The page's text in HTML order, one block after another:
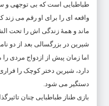
طباطبایی است که بی توجهی و
واقعه ای را برای او رقم می
ماند و همهٔ زندگی اش را تحت
شیرین در بزرگسالی بعد از دو
اما زمان پیش از ازدواج مردی
دارد، شیرین دختر کوچک را
دستگیر می شود.
بازی طناز طباطبایی چنان